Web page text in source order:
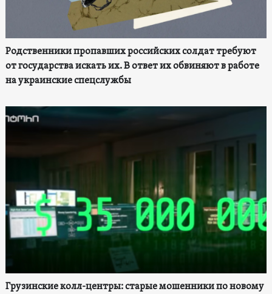
Родственники пропавших российских солдат требуют
от государства искать их. В ответ их обвиняют в работе
на украинские спецслужбы
Грузинские колл-центры: старые мошенники по новому